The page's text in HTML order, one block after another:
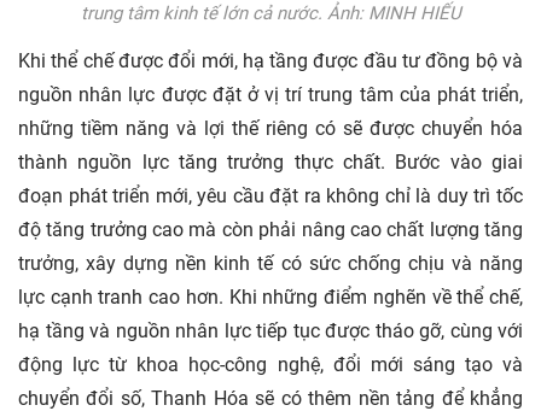
trung tâm kinh tế lớn cả nước. Ảnh: MINH HIẾU
Khi thể chế được đổi mới, hạ tầng được đầu tư đồng bộ và
nguồn nhân lực được đặt ở vị trí trung tâm của phát triển,
những tiềm năng và lợi thế riêng có sẽ được chuyển hóa
thành nguồn lực tăng trưởng thực chất. Bước vào giai
đoạn phát triển mới, yêu cầu đặt ra không chỉ là duy trì tốc
độ tăng trưởng cao mà còn phải nâng cao chất lượng tăng
trưởng, xây dựng nền kinh tế có sức chống chịu và năng
lực cạnh tranh cao hơn. Khi những điểm nghẽn về thể chế,
hạ tầng và nguồn nhân lực tiếp tục được tháo gỡ, cùng với
động lực từ khoa học-công nghệ, đổi mới sáng tạo và
chuyển đổi số, Thanh Hóa sẽ có thêm nền tảng để khẳng